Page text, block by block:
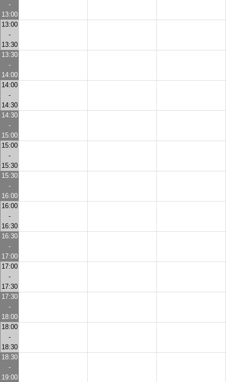
-
13:00
13:00
-
13:30
13:30
-
14:00
14:00
-
14:30
14:30
-
15:00
15:00
-
15:30
15:30
-
16:00
16:00
-
16:30
16:30
-
17:00
17:00
-
17:30
17:30
-
18:00
18:00
-
18:30
18:30
-
19:00